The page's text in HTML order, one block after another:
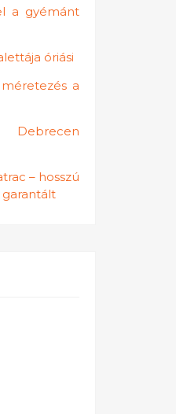
a gyémánt
óriási
a
– hosszú
garantált